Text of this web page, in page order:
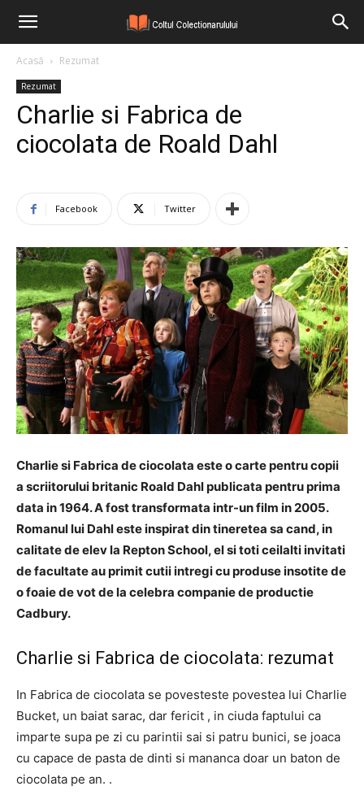
Acasă Rezumat
Rezumat
Charlie si Fabrica de
ciocolata de Roald Dahl
Facebook Twitter
Charlie si Fabrica de ciocolata este o carte pentru copii
a scriitorului britanic Roald Dahl publicata pentru prima
data in 1964. A fost transformata intr-un film in 2005.
Romanul lui Dahl este inspirat din tineretea sa cand, in
calitate de elev la Repton School, el si toti ceilalti invitati
de facultate au primit cutii intregi cu produse insotite de
o foaie de vot de la celebra companie de productie
Cadbury.
Charlie si Fabrica de ciocolata: rezumat
In Fabrica de ciocolata se povesteste povestea lui Charlie
Bucket, un baiat sarac, dar fericit , in ciuda faptului ca
imparte supa pe zi cu parintii sai si patru bunici, se joaca
cu capace de pasta de dinti si mananca doar un baton de
ciocolata pe an. .